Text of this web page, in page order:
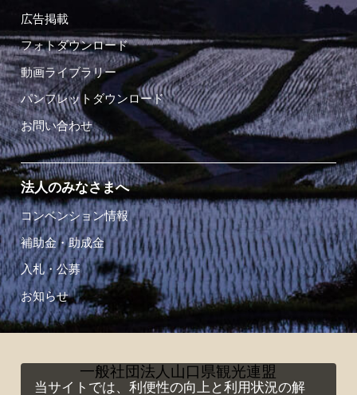
広告掲載
フォトダウンロード
動画ライブラリー
パンフレットダウンロード
お問い合わせ
法人のみなさまへ
コンベンション情報
補助金・助成金
入札・公募
お知らせ
一般社団法人山口県観光連盟
当サイトでは、利便性の向上と利用状況の解